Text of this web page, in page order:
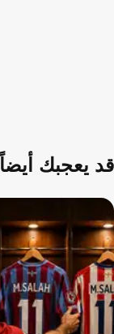
قد يعجبك أيضاً